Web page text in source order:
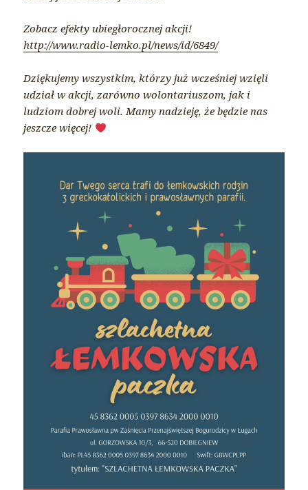
Zobacz efekty ubiegłorocznej akcji!
http://www.radio-lemko.pl/news/id/6849/
Dziękujemy wszystkim, którzy już wcześniej wzięli
udział w akcji, zarówno wolontariuszom, jak i
ludziom dobrej woli. Mamy nadzieję, że będzie nas
jeszcze więcej!